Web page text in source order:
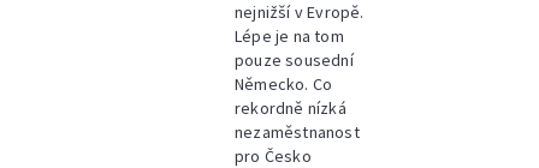
nejnižší v Evropě.
Lépe je na tom
pouze sousední
Německo. Co
rekordně nízká
nezaměstnanost
pro Česko